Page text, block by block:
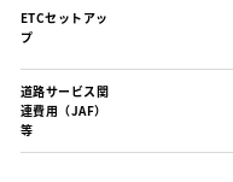
ETCセットアッ
プ
道路サービス関
連費用（JAF）
等